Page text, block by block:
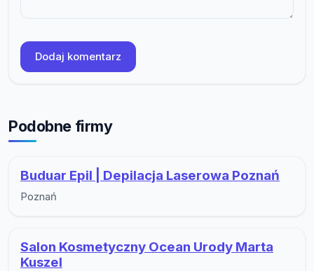
Dodaj komentarz
Podobne firmy
Buduar Epil | Depilacja Laserowa Poznań
Poznań
Salon Kosmetyczny Ocean Urody Marta
Kuszel